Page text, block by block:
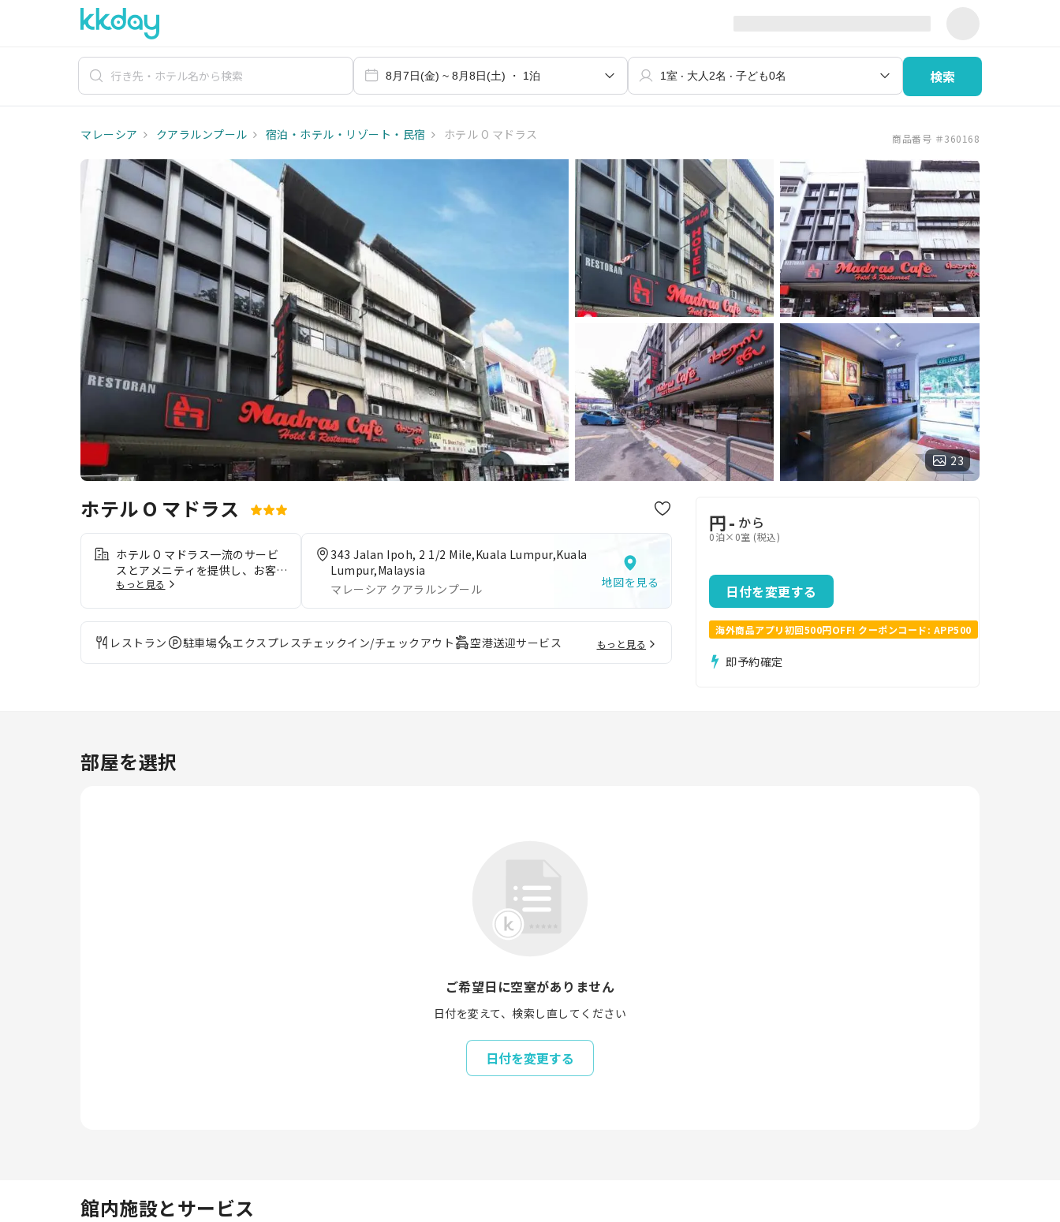
検索
マレーシア クアラルンプール 宿泊・ホテル・リゾート・民宿 ホテル O マドラス 商品番号 ＃360168
23
ホテル O マドラス
ホテル O マドラス一流のサービ
スとアメニティを提供し、お客様
に最高の快適さをお約束します。
接続をご利用いただけます。当宿
泊施設の便利な送迎サービス予約
を使って、空港との往復を手配し
ましょう。 当宿泊施設では、バ
スしたいなら、ルームサービスな
どの室内設備・サービスで、お部
もっと見る
343 Jalan Ipoh, 2 1/2 Mile,Kuala Lumpur,Kuala
Lumpur,Malaysia
マレーシア クアラルンプール
地図を見る
レストラン 駐車場 エクスプレスチェックイン/チェックアウト 空港送迎サービス もっと見る
円- から
0泊×0室 (税込)
日付を変更する
海外商品アプリ初回500円OFF! クーポンコード: APP500
即予約確定
部屋を選択
ご希望日に空室がありません
日付を変えて、検索し直してください
日付を変更する
館内施設とサービス